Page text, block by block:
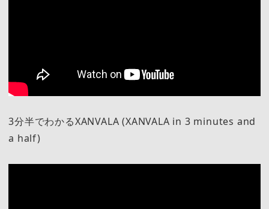
3分半でわかるXANVALA (XANVALA in 3 minutes and
a half)